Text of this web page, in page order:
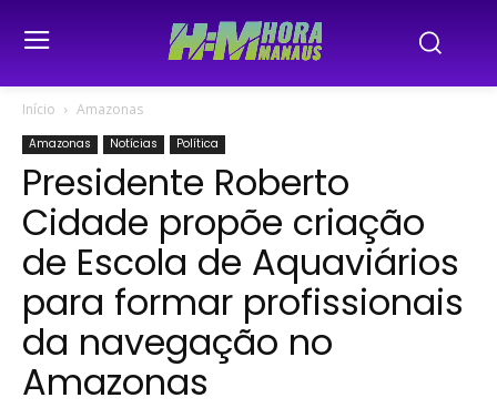
Início Amazonas
Amazonas Notícias Política
Presidente Roberto
Cidade propõe criação
de Escola de Aquaviários
para formar profissionais
da navegação no
Amazonas